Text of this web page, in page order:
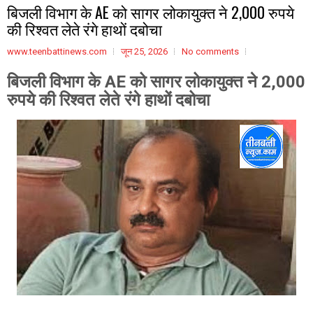
बिजली विभाग के AE को सागर लोकायुक्त ने 2,000 रुपये
की रिश्वत लेते रंगे हाथों दबोचा
www.teenbattinews.com जून 25, 2026 No comments
बिजली विभाग के AE को सागर लोकायुक्त ने 2,000
रुपये की रिश्वत लेते रंगे हाथों दबोचा